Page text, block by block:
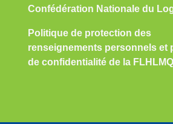
Confédération Nationale du
Politique de protection des
renseignements personnels et
de confidentialité de la FLHLMQ